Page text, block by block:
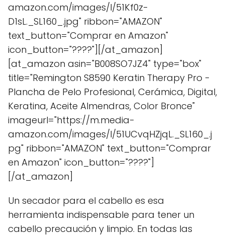
amazon.com/images/I/51Kf0z-
D1sL._SL160_.jpg" ribbon="AMAZON"
text_button="Comprar en Amazon"
icon_button="????"][/at_amazon]
[at_amazon asin="B008SO7JZ4" type="box"
title="Remington S8590 Keratin Therapy Pro -
Plancha de Pelo Profesional, Cerámica, Digital,
Keratina, Aceite Almendras, Color Bronce"
imageurl="https://m.media-
amazon.com/images/I/51UCvqHZjqL._SL160_.j
pg" ribbon="AMAZON" text_button="Comprar
en Amazon" icon_button="????"]
[/at_amazon]
Un secador para el cabello es esa
herramienta indispensable para tener un
cabello precaución y limpio. En todas las